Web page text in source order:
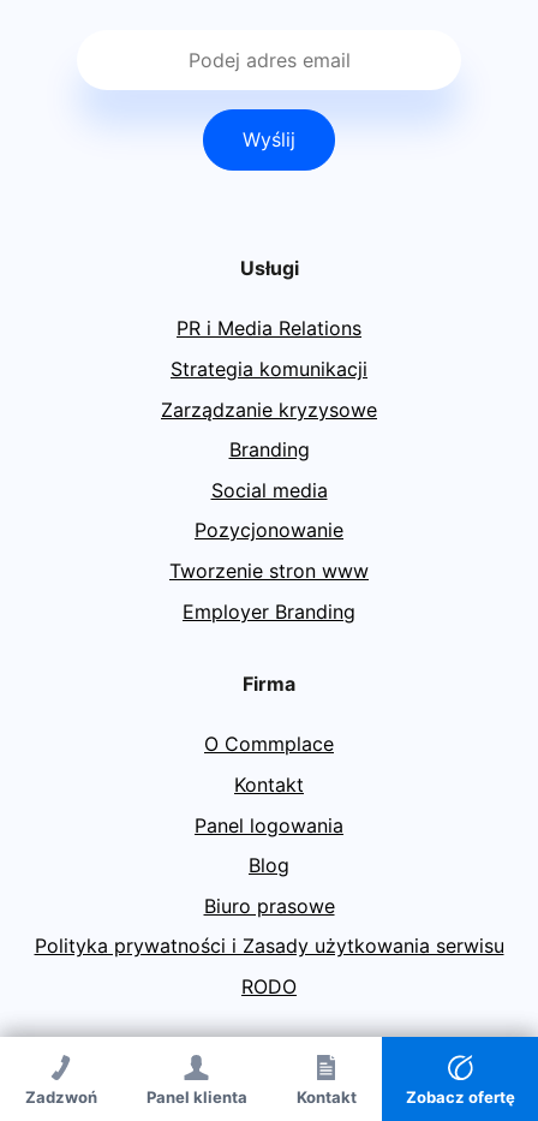
Wyślij
Usługi
PR i Media Relations
Strategia komunikacji
Zarządzanie kryzysowe
Branding
Social media
Pozycjonowanie
Tworzenie stron www
Employer Branding
Firma
O Commplace
Kontakt
Panel logowania
Blog
Biuro prasowe
Polityka prywatności i Zasady użytkowania serwisu
RODO
© Agencja PR Commplace 2026
Zadzwoń Kontakt
Zadzwoń Panel klienta Kontakt Zobacz ofertę